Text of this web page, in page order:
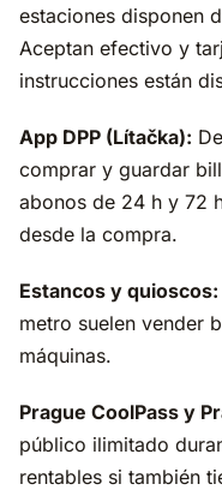
estaciones disponen
Aceptan efectivo y
instrucciones están
App DPP (Lítačka):
comprar y guardar
abonos de 24 h y 72
desde la compra.
Estancos y quioscos:
metro suelen vender
máquinas.
Prague CoolPass y
público ilimitado
rentables si también